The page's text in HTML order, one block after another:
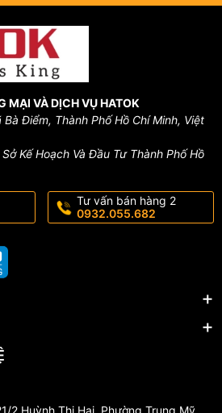
MẠI VÀ DỊCH VỤ HATOK
Bà Điểm, Thành Phố Hồ Chí Minh, Việt
Kế Hoạch Và Đầu Tư Thành Phố Hồ
Tư vấn bán hàng 2
0932.055.682